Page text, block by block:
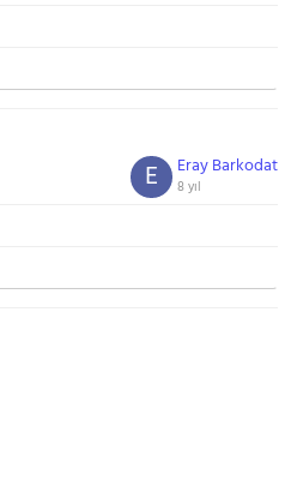
Eray Barkodat
8 yıl
E